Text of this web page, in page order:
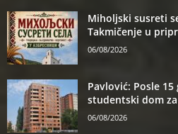
Miholjski susreti
Takmičenje u
06/08/2026
Pavlović: Posle
studentski dom
06/08/2026